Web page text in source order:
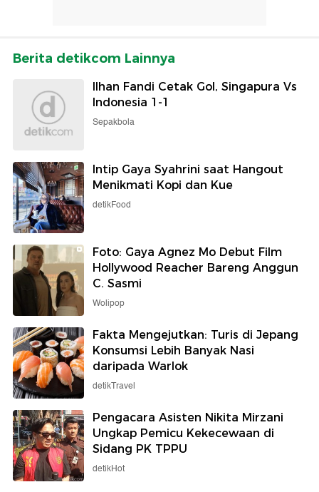
Berita detikcom Lainnya
Ilhan Fandi Cetak Gol, Singapura Vs
Indonesia 1-1
Sepakbola
Intip Gaya Syahrini saat Hangout
Menikmati Kopi dan Kue
detikFood
Foto: Gaya Agnez Mo Debut Film
Hollywood Reacher Bareng Anggun
C. Sasmi
Wolipop
Fakta Mengejutkan: Turis di Jepang
Konsumsi Lebih Banyak Nasi
daripada Warlok
detikTravel
Pengacara Asisten Nikita Mirzani
Ungkap Pemicu Kekecewaan di
Sidang PK TPPU
detikHot